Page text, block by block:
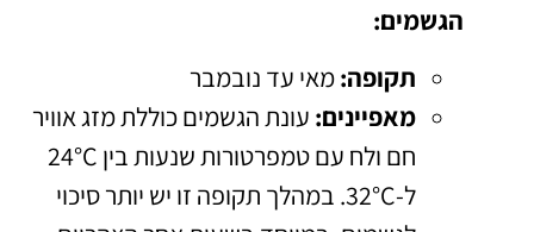
הגשמים:
תקופה:מאי עד נובמבר
מאפיינים: עונת הגשמים כוללת מזג אוויר
חם ולח עם טמפרטורות שנעות בין 24°C
ל-32°C. במהלך תקופה זו יש יותר סיכוי